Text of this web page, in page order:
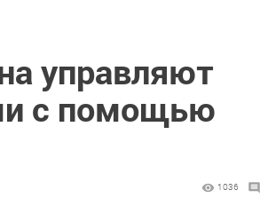
управляют
с помощью
1036